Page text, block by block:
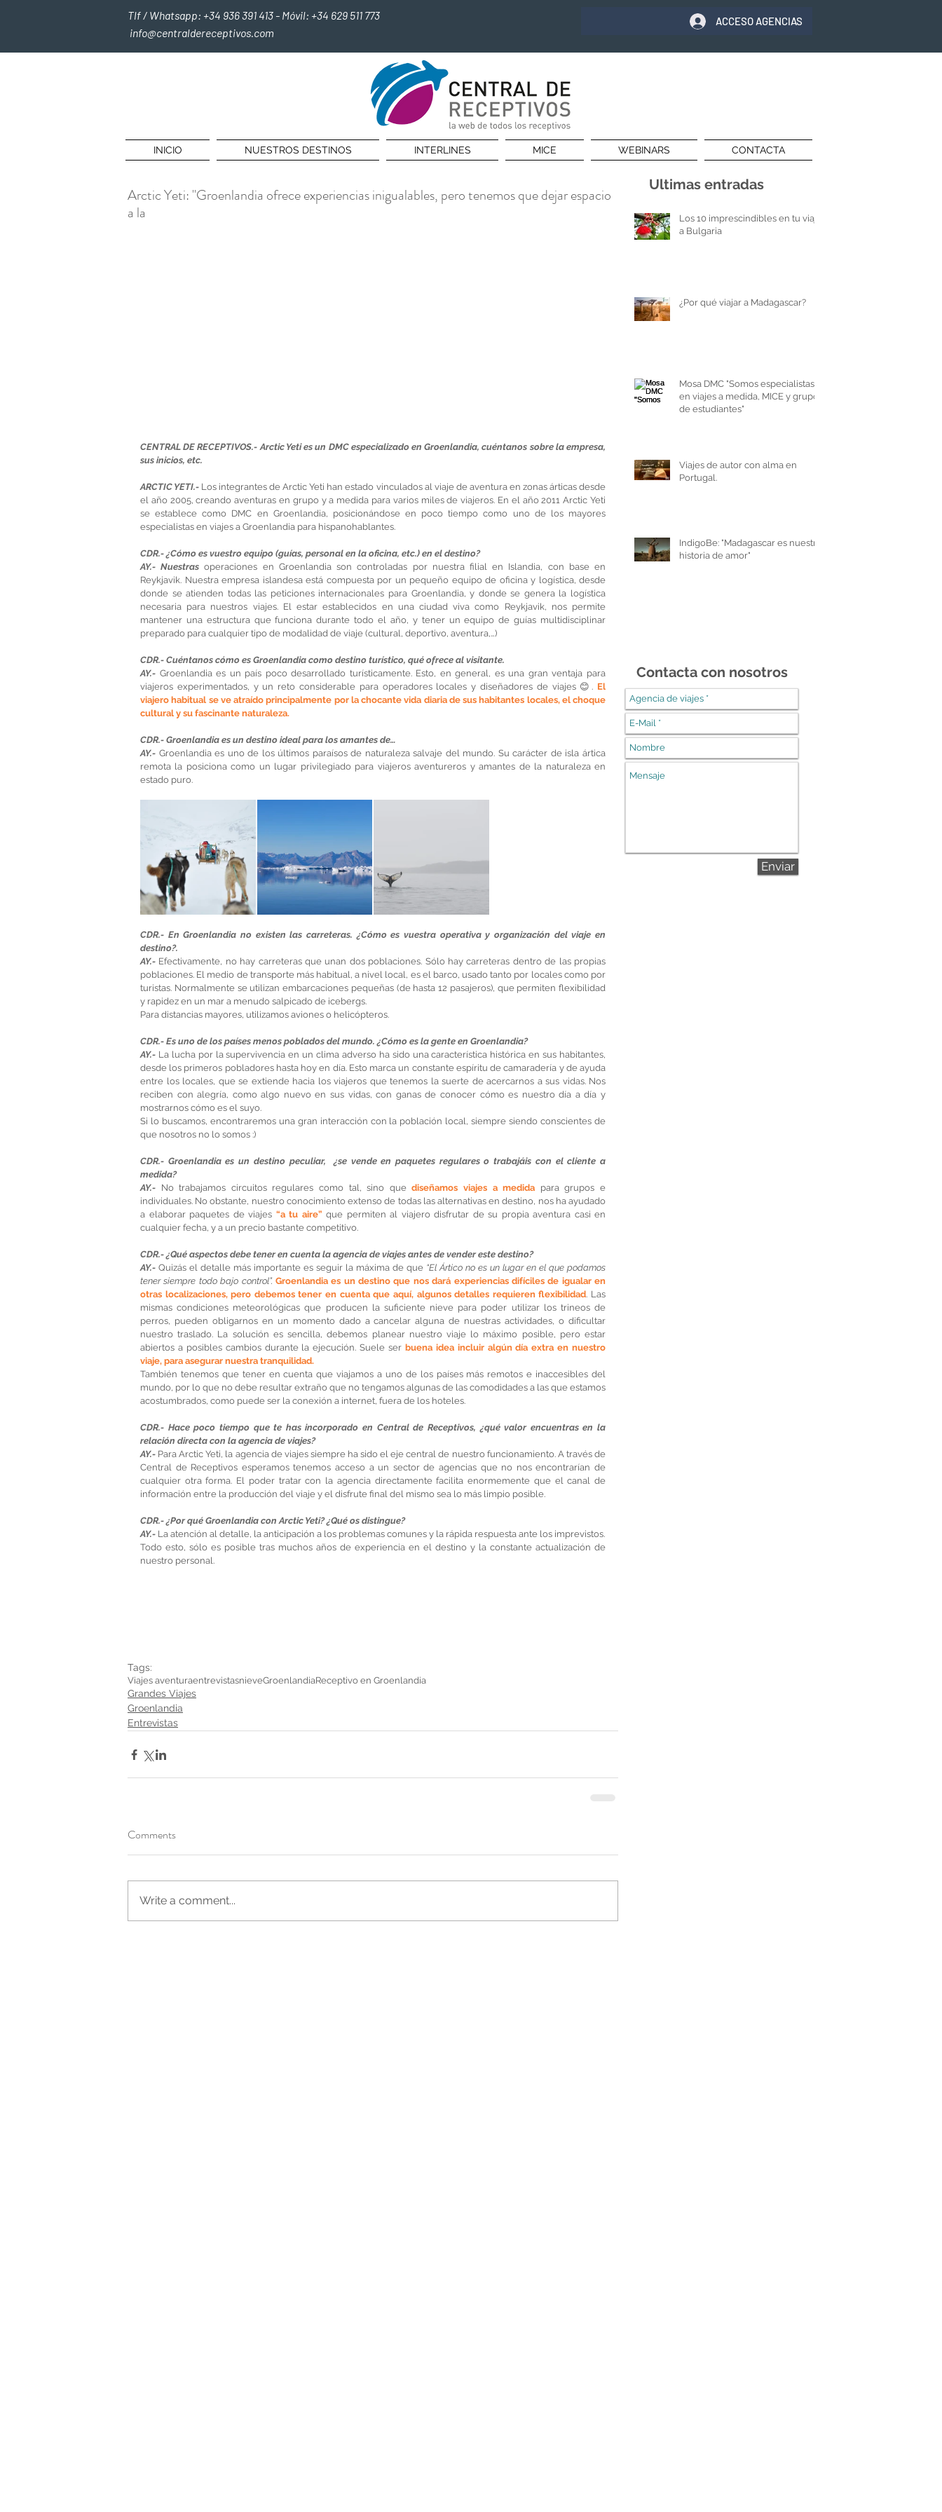
Tlf / Whatsapp: +34 936 391 413 - Móvil: +34 629 511 773
info@centraldereceptivos.com
ACCESO AGENCIAS
INICIO NUESTROS DESTINOS INTERLINES MICE WEBINARS CONTACTA
Arctic Yeti: "Groenlandia ofrece experiencias inigualables, pero tenemos que dejar espacio
a la
CENTRAL DE RECEPTIVOS.- Arctic Yeti es un DMC especializado en Groenlandia, cuéntanos sobre la empresa,
sus inicios, etc.
ARCTIC YETI.- Los integrantes de Arctic Yeti han estado vinculados al viaje de aventura en zonas árticas desde
el año 2005, creando aventuras en grupo y a medida para varios miles de viajeros. En el año 2011 Arctic Yeti
se establece como DMC en Groenlandia, posicionándose en poco tiempo como uno de los mayores
especialistas en viajes a Groenlandia para hispanohablantes.
CDR.- ¿Cómo es vuestro equipo (guías, personal en la oficina, etc.) en el destino?
AY.- Nuestras operaciones en Groenlandia son controladas por nuestra filial en Islandia, con base en
Reykjavik. Nuestra empresa islandesa está compuesta por un pequeño equipo de oficina y logística, desde
donde se atienden todas las peticiones internacionales para Groenlandia, y donde se genera la logística
necesaria para nuestros viajes. El estar establecidos en una ciudad viva como Reykjavik, nos permite
mantener una estructura que funciona durante todo el año, y tener un equipo de guías multidisciplinar
preparado para cualquier tipo de modalidad de viaje (cultural, deportivo, aventura,…)
CDR.- Cuéntanos cómo es Groenlandia como destino turístico, qué ofrece al visitante.
AY.- Groenlandia es un país poco desarrollado turísticamente. Esto, en general, es una gran ventaja para
viajeros experimentados, y un reto considerable para operadores locales y diseñadores de viajes 😊. El
viajero habitual se ve atraído principalmente por la chocante vida diaria de sus habitantes locales, el choque
cultural y su fascinante naturaleza.
CDR.- Groenlandia es un destino ideal para los amantes de…
AY.- Groenlandia es uno de los últimos paraísos de naturaleza salvaje del mundo. Su carácter de isla ártica
remota la posiciona como un lugar privilegiado para viajeros aventureros y amantes de la naturaleza en
estado puro.
CDR.- En Groenlandia no existen las carreteras. ¿Cómo es vuestra operativa y organización del viaje en
destino?.
AY.- Efectivamente, no hay carreteras que unan dos poblaciones. Sólo hay carreteras dentro de las propias
poblaciones. El medio de transporte más habitual, a nivel local, es el barco, usado tanto por locales como por
turistas. Normalmente se utilizan embarcaciones pequeñas (de hasta 12 pasajeros), que permiten flexibilidad
y rapidez en un mar a menudo salpicado de icebergs.
Para distancias mayores, utilizamos aviones o helicópteros.
CDR.- Es uno de los países menos poblados del mundo. ¿Cómo es la gente en Groenlandia?
AY.- La lucha por la supervivencia en un clima adverso ha sido una característica histórica en sus habitantes,
desde los primeros pobladores hasta hoy en día. Esto marca un constante espíritu de camaradería y de ayuda
entre los locales, que se extiende hacia los viajeros que tenemos la suerte de acercarnos a sus vidas. Nos
reciben con alegría, como algo nuevo en sus vidas, con ganas de conocer cómo es nuestro día a día y
mostrarnos cómo es el suyo.
Si lo buscamos, encontraremos una gran interacción con la población local, siempre siendo conscientes de
que nosotros no lo somos :)
CDR.- Groenlandia es un destino peculiar,  ¿se vende en paquetes regulares o trabajáis con el cliente a
medida?
AY.- No trabajamos circuitos regulares como tal, sino que diseñamos viajes a medida para grupos e
individuales. No obstante, nuestro conocimiento extenso de todas las alternativas en destino, nos ha ayudado
a elaborar paquetes de viajes “a tu aire” que permiten al viajero disfrutar de su propia aventura casi en
cualquier fecha, y a un precio bastante competitivo.
CDR.- ¿Qué aspectos debe tener en cuenta la agencia de viajes antes de vender este destino?
AY.- Quizás el detalle más importante es seguir la máxima de que “El Ártico no es un lugar en el que podamos
tener siempre todo bajo control”. Groenlandia es un destino que nos dará experiencias difíciles de igualar en
otras localizaciones, pero debemos tener en cuenta que aquí, algunos detalles requieren flexibilidad. Las
mismas condiciones meteorológicas que producen la suficiente nieve para poder utilizar los trineos de
perros, pueden obligarnos en un momento dado a cancelar alguna de nuestras actividades, o dificultar
nuestro traslado. La solución es sencilla, debemos planear nuestro viaje lo máximo posible, pero estar
abiertos a posibles cambios durante la ejecución. Suele ser buena idea incluir algún día extra en nuestro
viaje, para asegurar nuestra tranquilidad.
También tenemos que tener en cuenta que viajamos a uno de los países más remotos e inaccesibles del
mundo, por lo que no debe resultar extraño que no tengamos algunas de las comodidades a las que estamos
acostumbrados, como puede ser la conexión a internet, fuera de los hoteles.
CDR.- Hace poco tiempo que te has incorporado en Central de Receptivos, ¿qué valor encuentras en la
relación directa con la agencia de viajes?
AY.- Para Arctic Yeti, la agencia de viajes siempre ha sido el eje central de nuestro funcionamiento. A través de
Central de Receptivos esperamos tenemos acceso a un sector de agencias que no nos encontrarían de
cualquier otra forma. El poder tratar con la agencia directamente facilita enormemente que el canal de
información entre la producción del viaje y el disfrute final del mismo sea lo más limpio posible.
CDR.- ¿Por qué Groenlandia con Arctic Yeti? ¿Qué os distingue?
AY.- La atención al detalle, la anticipación a los problemas comunes y la rápida respuesta ante los imprevistos.
Todo esto, sólo es posible tras muchos años de experiencia en el destino y la constante actualización de
nuestro personal.
Tags:
Viajes aventuraentrevistasnieveGroenlandiaReceptivo en Groenlandia
Grandes Viajes
Groenlandia
Entrevistas
Comments
Write a comment...
Ultimas entradas
Los 10 imprescindibles en tu viaje
a Bulgaria
¿Por qué viajar a Madagascar?
Mosa DMC "Somos especialistas
en viajes a medida, MICE y grupos
de estudiantes"
Viajes de autor con alma en
Portugal.
IndigoBe: "Madagascar es nuestra
historia de amor"
Contacta con nosotros
Enviar